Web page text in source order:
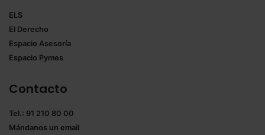
ELS
El Derecho
Espacio Asesoría
Espacio Pymes
Contacto
Tel.: 91 210 80 00
Mándanos un email